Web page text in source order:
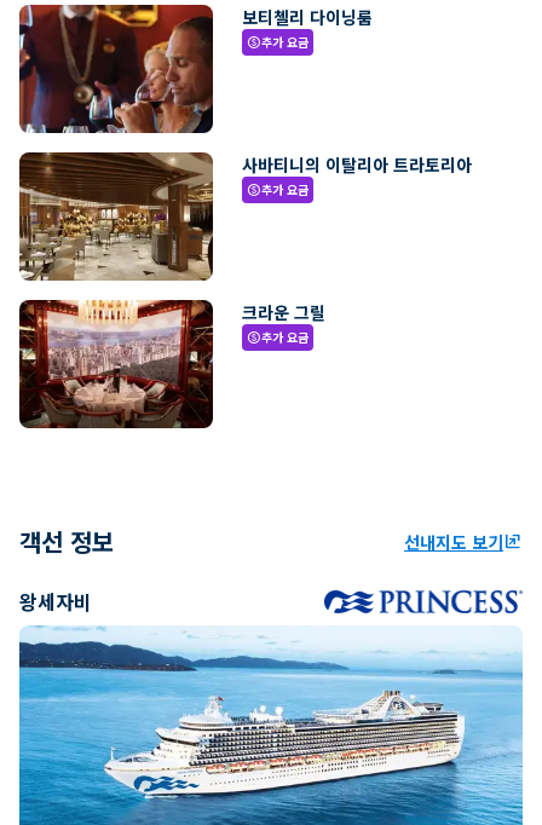
보티첼리 다이닝룸
paid추가 요금
사바티니의 이탈리아 트라토리아
paid추가 요금
크라운 그릴
paid추가 요금
객선 정보 선내지도 보기ungroup
왕세자비